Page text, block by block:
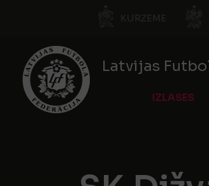
KURZEME
Latvijas
IZLASES